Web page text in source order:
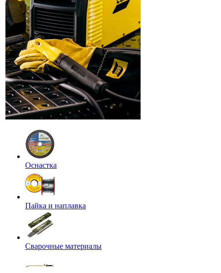
Оснастка
Пайка и наплавка
Сварочные материалы